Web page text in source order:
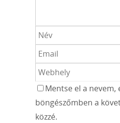
Mentse el a nevem,
böngészőmben a
közzé.